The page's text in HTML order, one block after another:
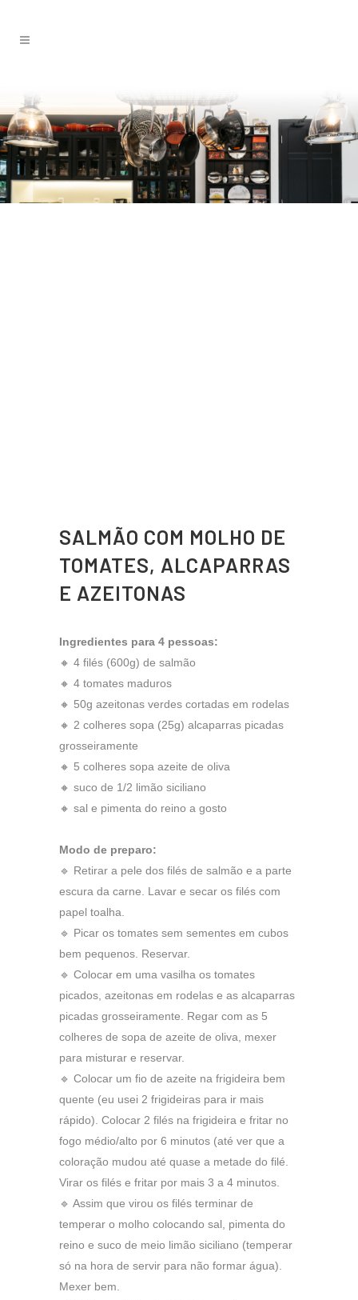
SALMÃO COM MOLHO DE
TOMATES, ALCAPARRAS
E AZEITONAS
Ingredientes para 4 pessoas:
🔸 4 filés (600g) de salmão
🔸 4 tomates maduros
🔸 50g azeitonas verdes cortadas em rodelas
🔸 2 colheres sopa (25g) alcaparras picadas
grosseiramente
🔸 5 colheres sopa azeite de oliva
🔸 suco de 1/2 limão siciliano
🔸 sal e pimenta do reino a gosto
Modo de preparo:
🔹 Retirar a pele dos filés de salmão e a parte
escura da carne. Lavar e secar os filés com
papel toalha.
🔹 Picar os tomates sem sementes em cubos
bem pequenos. Reservar.
🔹 Colocar em uma vasilha os tomates
picados, azeitonas em rodelas e as alcaparras
picadas grosseiramente. Regar com as 5
colheres de sopa de azeite de oliva, mexer
para misturar e reservar.
🔹 Colocar um fio de azeite na frigideira bem
quente (eu usei 2 frigideiras para ir mais
rápido). Colocar 2 filés na frigideira e fritar no
fogo médio/alto por 6 minutos (até ver que a
coloração mudou até quase a metade do filé.
Virar os filés e fritar por mais 3 a 4 minutos.
🔹 Assim que virou os filés terminar de
temperar o molho colocando sal, pimenta do
reino e suco de meio limão siciliano (temperar
só na hora de servir para não formar água).
Mexer bem.